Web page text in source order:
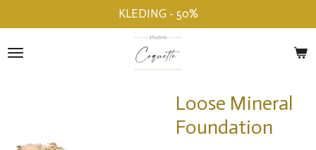
direct
naar
KLEDING - 50%
Loose Mineral
Foundation